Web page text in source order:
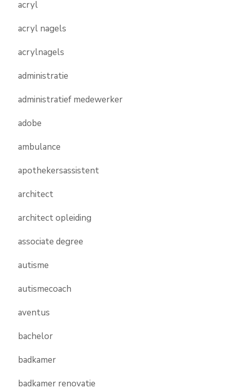
acryl
acryl nagels
acrylnagels
administratie
administratief medewerker
adobe
ambulance
apothekersassistent
architect
architect opleiding
associate degree
autisme
autismecoach
aventus
bachelor
badkamer
badkamer renovatie